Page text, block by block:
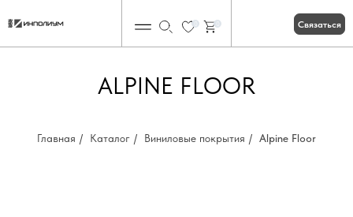
Связаться
ALPINE FLOOR
Главная / Каталог / Виниловые покрытия / Alpine Floor